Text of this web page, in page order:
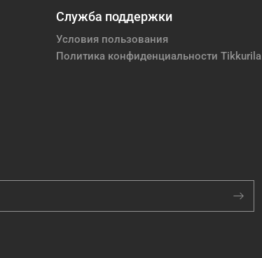
Служба поддержки
Условия пользования
Политика конфиденциальности Tikkurila